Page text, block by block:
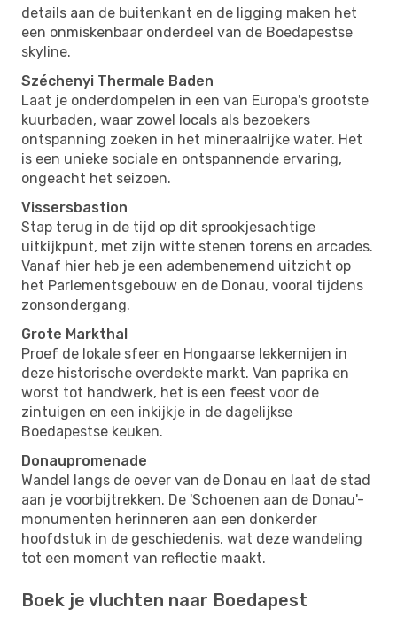
details aan de buitenkant en de ligging maken het
een onmiskenbaar onderdeel van de Boedapestse
skyline.
Széchenyi Thermale Baden
Laat je onderdompelen in een van Europa's grootste
kuurbaden, waar zowel locals als bezoekers
ontspanning zoeken in het mineraalrijke water. Het
is een unieke sociale en ontspannende ervaring,
ongeacht het seizoen.
Vissersbastion
Stap terug in de tijd op dit sprookjesachtige
uitkijkpunt, met zijn witte stenen torens en arcades.
Vanaf hier heb je een adembenemend uitzicht op
het Parlementsgebouw en de Donau, vooral tijdens
zonsondergang.
Grote Markthal
Proef de lokale sfeer en Hongaarse lekkernijen in
deze historische overdekte markt. Van paprika en
worst tot handwerk, het is een feest voor de
zintuigen en een inkijkje in de dagelijkse
Boedapestse keuken.
Donaupromenade
Wandel langs de oever van de Donau en laat de stad
aan je voorbijtrekken. De 'Schoenen aan de Donau'-
monumenten herinneren aan een donkerder
hoofdstuk in de geschiedenis, wat deze wandeling
tot een moment van reflectie maakt.
Boek je vluchten naar Boedapest